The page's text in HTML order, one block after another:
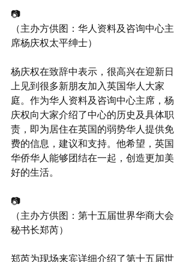
📷
（主办方供图：华人资料及咨询中心主
席杨庆权太平绅士）
杨庆权在致辞中表示，很高兴在迎新日
上见到很多新朋友加入英国华人大家
庭。作为华人资料及咨询中心主席，杨
庆权向大家介绍了中心的历史及具体职
责，即为居住在英国的弱势华人提供免
费的信息，建议和支持。他希望，英国
华侨华人能够团结在一起，创造更加美
好的生活。
📷
（主办方供图：第十五届世界华商大会
秘书长郑芮）
郑芮为现场来宾详细介绍了第十五届世